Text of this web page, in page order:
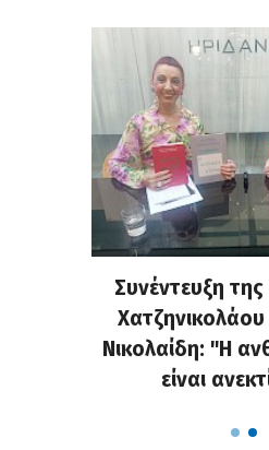
Συνέντευξη
Νικολαίδη: "Η
είναι